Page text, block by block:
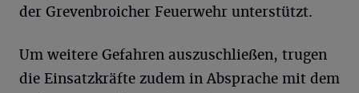
der Grevenbroicher Feuerwehr unterstützt.
Um weitere Gefahren auszuschließen, trugen
die Einsatzkräfte zudem in Absprache mit dem